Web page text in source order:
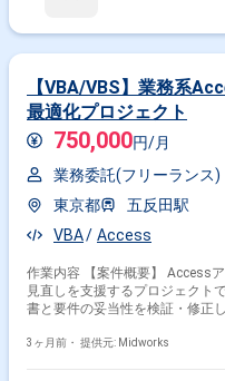
【VBA/VBS】業務系
最適化プロジェクト
750,000円/月
業務委託(フリーランス)
東京都
五反田駅
VBA
Access
作業内容 【案件概要】 Accessアプリケーションの保守・改善と要件定義
見直しを支援するプロジェクトです。 ソースコード解析を行い
書と要件の妥当性を検証・修正します。 営業や会計などの各
に把握し、要件と実装の差異を分析
3ヶ月前・ 提供元: Midworks